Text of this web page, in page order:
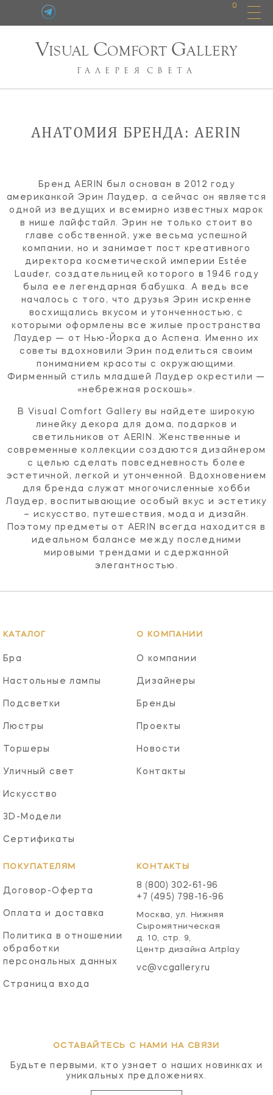
0
VISUAL COMFORT GALLERY
ГАЛЕРЕЯ СВЕТА
АНАТОМИЯ БРЕНДА: AERIN
Бренд AERIN был основан в 2012 году
американкой Эрин Лаудер, а сейчас он является
одной из ведущих и всемирно известных марок
в нише лайфстайл. Эрин не только стоит во
главе собственной, уже весьма успешной
компании, но и занимает пост креативного
директора косметической империи Estée
Lauder, создательницей которого в 1946 году
была ее легендарная бабушка. А ведь все
началось с того, что друзья Эрин искренне
восхищались вкусом и утонченностью, с
которыми оформлены все жилые пространства
Лаудер — от Нью-Йорка до Аспена. Именно их
советы вдохновили Эрин поделиться своим
пониманием красоты с окружающими.
Фирменный стиль младшей Лаудер окрестили —
«небрежная роскошь».
В Visual Comfort Gallery вы найдете широкую
линейку декора для дома, подарков и
светильников от AERIN. Женственные и
современные коллекции создаются дизайнером
с целью сделать повседневность более
эстетичной, легкой и утонченной. Вдохновением
для бренда служат многочисленные хобби
Лаудер, воспитывающие особый вкус и эстетику
– искусство, путешествия, мода и дизайн.
Поэтому предметы от AERIN всегда находится в
идеальном балансе между последними
мировыми трендами и сдержанной
элегантностью.
КАТАЛОГ
Бра
Настольные лампы
Подсветки
Люстры
Торшеры
Уличный свет
Искусство
3D-Модели
Сертификаты
О КОМПАНИИ
О компании
Дизайнеры
Бренды
Проекты
Новости
Контакты
ПОКУПАТЕЛЯМ
Договор-Оферта
Оплата и доставка
Политика в отношении
обработки
персональных данных
Страница входа
КОНТАКТЫ
8 (800) 302-61-96
+7 (495) 798-16-96
Москва, ул. Нижняя
Сыромятническая
д. 10, стр. 9,
Центр дизайна Artplay
vc@vcgallery.ru
ОСТАВАЙТЕСЬ С НАМИ НА СВЯЗИ
Будьте первыми, кто узнает о наших новинках и
уникальных предложениях.